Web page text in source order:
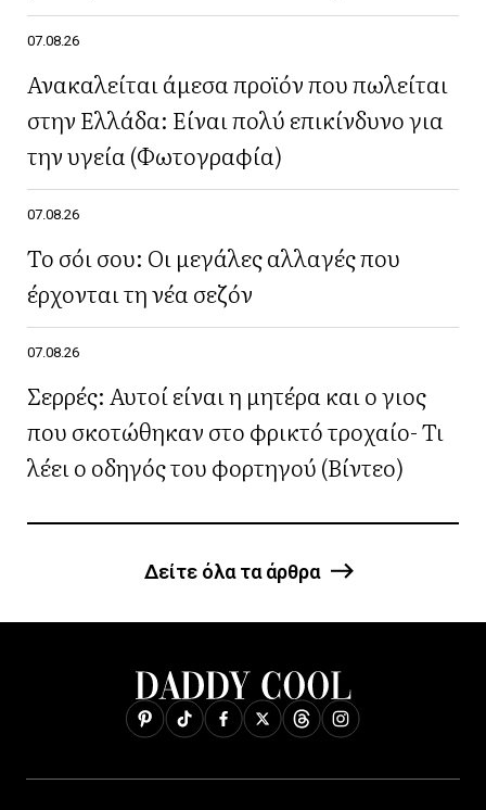
07.08.26
Ανακαλείται άμεσα προϊόν που πωλείται
στην Ελλάδα: Είναι πολύ επικίνδυνο για
την υγεία (Φωτογραφία)
07.08.26
Το σόι σου: Οι μεγάλες αλλαγές που
έρχονται τη νέα σεζόν
07.08.26
Σερρές: Αυτοί είναι η μητέρα και ο γιος
που σκοτώθηκαν στο φρικτό τροχαίο- Τι
λέει ο οδηγός του φορτηγού (Βίντεο)
Δείτε όλα τα άρθρα